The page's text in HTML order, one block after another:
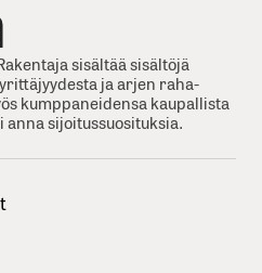
sisältää sisältöjä
ja arjen raha-
kumppaneidensa kaupallista
anna sijoitussuosituksia.